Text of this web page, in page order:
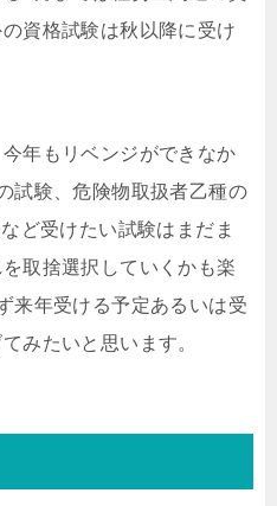
資格試験は秋以降に受け
年もリベンジができなか
試験、危険物取扱者乙種の
ど受けたい試験はまだま
取捨選択していくかも楽
来年受ける予定あるいは受
みたいと思います。